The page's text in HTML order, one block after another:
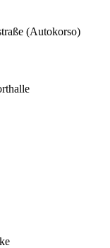
(Autokorso)